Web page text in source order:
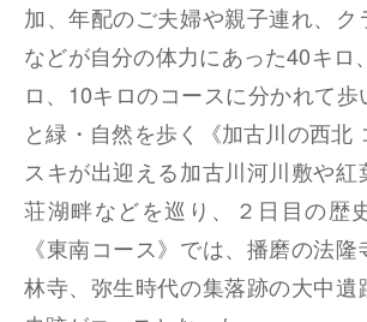
加、年配のご夫婦や親子連れ、ク
などが自分の体力にあった40キロ
ロ、10キロのコースに分かれて
と緑・自然を歩く《加古川の西北
スキが出迎える加古川河川敷や
荘湖畔などを巡り、２日目の歴
《東南コース》では、播磨の法
林寺、弥生時代の集落跡の大中遺